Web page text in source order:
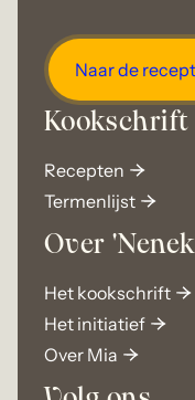
Naar de
Kookschrift
Recepten
Termenlijst
Over
Het kookschrift
Het initiatief
Over Mia